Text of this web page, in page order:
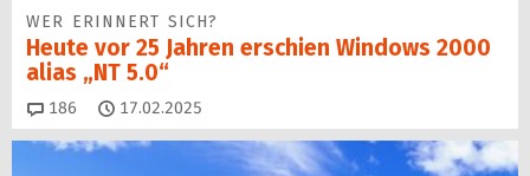
WER ERINNERT SICH?
Heute vor 25 Jahren erschien Windows 2000
alias „NT 5.0“
186 Kommentare
17.02.2025